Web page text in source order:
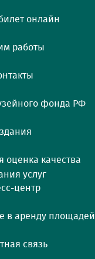
онлайн
работы
фонда РФ
оценка качества
услуг
центр
в аренду площадей
связь